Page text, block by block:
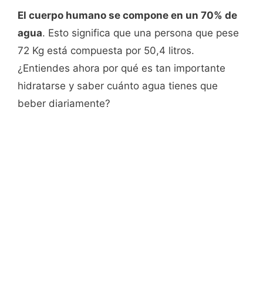
El cuerpo humano se compone en un 70% de
agua. Esto significa que una persona que pese
72 Kg está compuesta por 50,4 litros.
¿Entiendes ahora por qué es tan importante
hidratarse y saber cuánto agua tienes que
beber diariamente?